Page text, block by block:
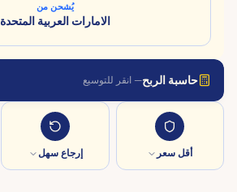
يُشحن من
الامارات العربية المتحدة
حاسبة الربح— انقر للتوسيع
أقل سعر إرجاع سهل